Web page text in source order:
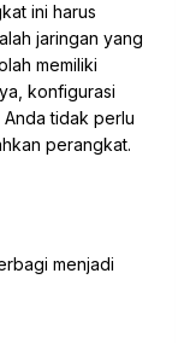
ini harus
jaringan yang
memiliki
konfigurasi
tidak perlu
perangkat.
menjadi